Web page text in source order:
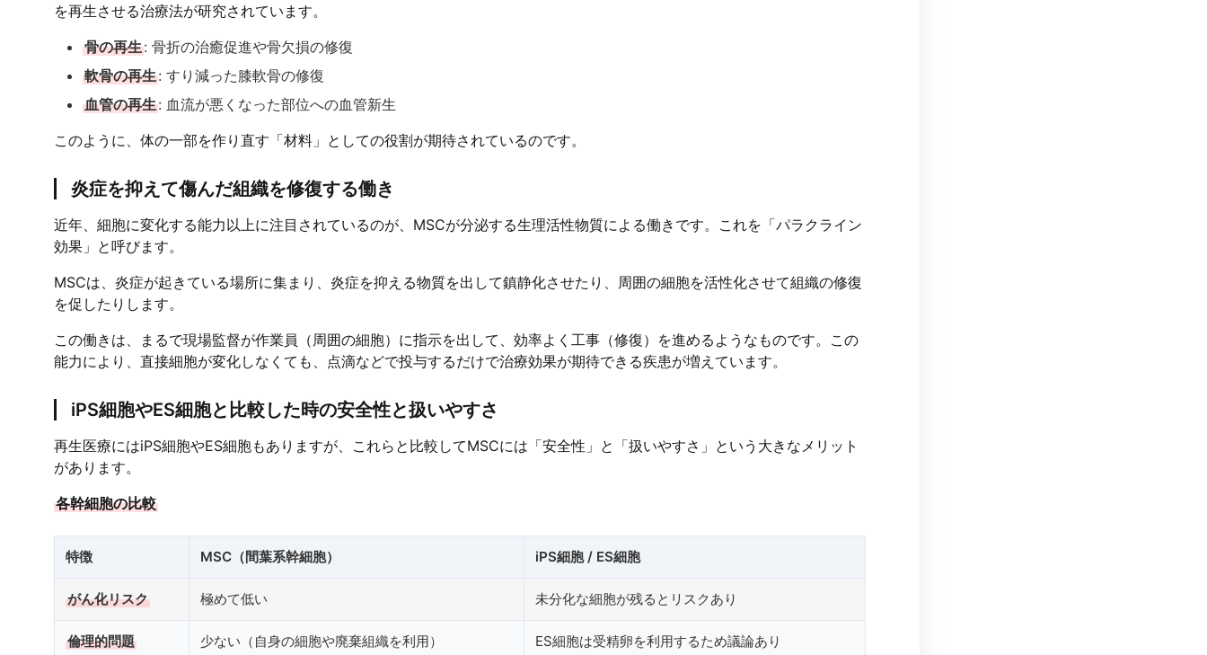
を再生させる治療法が研究されています。
骨の再生: 骨折の治癒促進や骨欠損の修復
軟骨の再生: すり減った膝軟骨の修復
血管の再生: 血流が悪くなった部位への血管新生
このように、体の一部を作り直す「材料」としての役割が期待されているのです。
炎症を抑えて傷んだ組織を修復する働き
近年、細胞に変化する能力以上に注目されているのが、MSCが分泌する生理活性物質による働きです。これを「パラクライン
効果」と呼びます。
MSCは、炎症が起きている場所に集まり、炎症を抑える物質を出して鎮静化させたり、周囲の細胞を活性化させて組織の修復
を促したりします。
この働きは、まるで現場監督が作業員（周囲の細胞）に指示を出して、効率よく工事（修復）を進めるようなものです。この
能力により、直接細胞が変化しなくても、点滴などで投与するだけで治療効果が期待できる疾患が増えています。
iPS細胞やES細胞と比較した時の安全性と扱いやすさ
再生医療にはiPS細胞やES細胞もありますが、これらと比較してMSCには「安全性」と「扱いやすさ」という大きなメリット
があります。
各幹細胞の比較
特徴 MSC（間葉系幹細胞） iPS細胞 / ES細胞
がん化リスク 極めて低い 未分化な細胞が残るとリスクあり
倫理的問題 少ない（自身の細胞や廃棄組織を利用） ES細胞は受精卵を利用するため議論あり